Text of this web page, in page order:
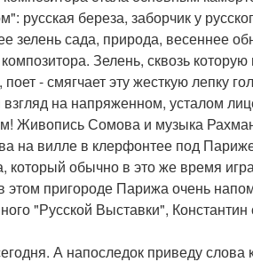
русская береза, заборчик у
зелень сада, природа, весеннее
Зелень, сквозь
- смягчает эту жесткую лепку
на напряженном, усталом
Живопись Сомова и музыка
на вилле в клерфонтее под
обычно в это же время
этом пригороде Парижа очень
"Русской Выставки",
А напоследок приведу